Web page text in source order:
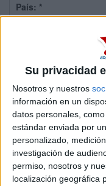
Su privacidad
Nosotros y nuestros
información en un
datos personales,
estándar enviada por
personalizado,
investigación de
permiso, nosotros y
localización geográfica
País: *
Sobre ti
Soy:*
Chico
Chica